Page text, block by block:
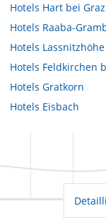
Hotels Hart bei Graz
Hotels Raaba-
Hotels Lassnitzhöhe
Hotels Feldkirchen
Hotels Gratkorn
Hotels Eisbach